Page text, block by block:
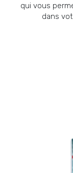
qui vous
dans